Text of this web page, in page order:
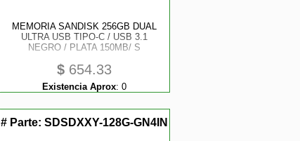
MEMORIA SANDISK 256GB DUAL
ULTRA USB TIPO-C / USB 3.1
NEGRO / PLATA 150MB/ S
$ 654.33
Existencia Aprox: 0
# Parte:SDSDXXY-128G-GN4IN